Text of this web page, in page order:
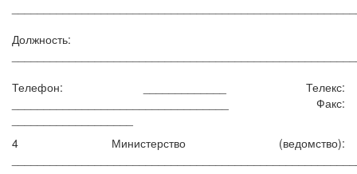
Должность:
Телефон: _____________ Телекс:
__________________________________ Факс:
4 Министерство (ведомство):